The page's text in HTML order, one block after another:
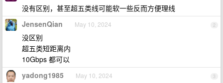
没有区别，甚至超五类线可能软一些反而方便理线
2
JensenQian May 10, 2024
没区别
超五类短距离内
10Gbps 都可以
3
yadong1985 May 10, 2024